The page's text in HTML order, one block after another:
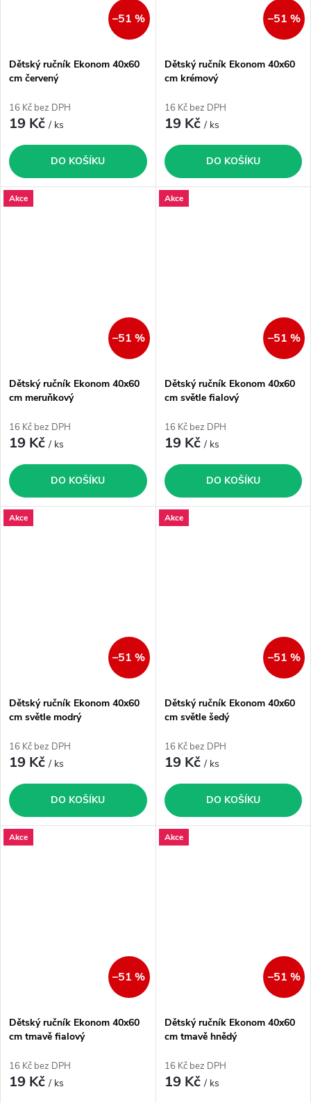
–51 %
Dětský ručník Ekonom 40x60
cm červený
16 Kč bez DPH
19 Kč/ ks
DO KOŠÍKU
–51 %
Dětský ručník Ekonom 40x60
cm krémový
16 Kč bez DPH
19 Kč/ ks
DO KOŠÍKU
Akce
–51 %
Dětský ručník Ekonom 40x60
cm meruňkový
16 Kč bez DPH
19 Kč/ ks
DO KOŠÍKU
Akce
–51 %
Dětský ručník Ekonom 40x60
cm světle fialový
16 Kč bez DPH
19 Kč/ ks
DO KOŠÍKU
Akce
–51 %
Dětský ručník Ekonom 40x60
cm světle modrý
16 Kč bez DPH
19 Kč/ ks
DO KOŠÍKU
Akce
–51 %
Dětský ručník Ekonom 40x60
cm světle šedý
16 Kč bez DPH
19 Kč/ ks
DO KOŠÍKU
Akce
–51 %
Dětský ručník Ekonom 40x60
cm tmavě fialový
16 Kč bez DPH
19 Kč/ ks
Akce
–51 %
Dětský ručník Ekonom 40x60
cm tmavě hnědý
16 Kč bez DPH
19 Kč/ ks